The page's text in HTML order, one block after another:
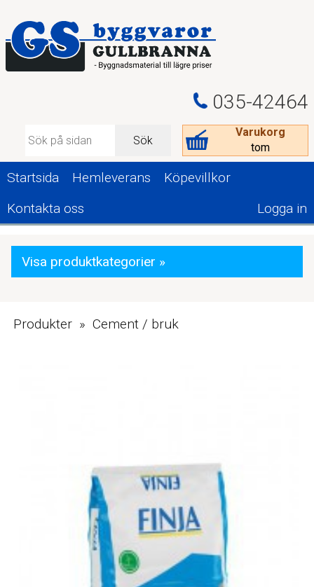
035-42464
Varukorg
tom
Sök
Startsida Hemleverans
Köpevillkor
Kontakta oss
Logga in
Visa produktkategorier »
Produkter » Cement / bruk